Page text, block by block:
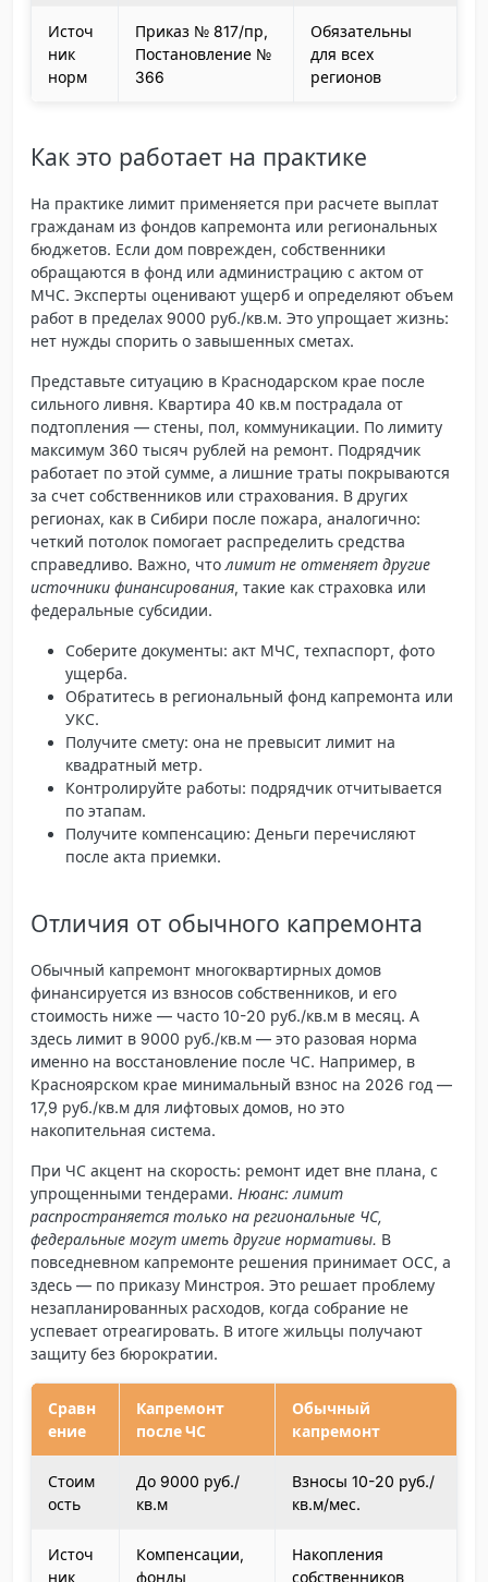
Источ
ник
норм
Приказ № 817/пр,
Постановление №
366
Обязательны
для всех
регионов
Как это работает на практике
На практике лимит применяется при расчете выплат
гражданам из фондов капремонта или региональных
бюджетов. Если дом поврежден, собственники
обращаются в фонд или администрацию с актом от
МЧС. Эксперты оценивают ущерб и определяют объем
работ в пределах 9000 руб./кв.м. Это упрощает жизнь:
нет нужды спорить о завышенных сметах.
Представьте ситуацию в Краснодарском крае после
сильного ливня. Квартира 40 кв.м пострадала от
подтопления — стены, пол, коммуникации. По лимиту
максимум 360 тысяч рублей на ремонт. Подрядчик
работает по этой сумме, а лишние траты покрываются
за счет собственников или страхования. В других
регионах, как в Сибири после пожара, аналогично:
четкий потолок помогает распределить средства
справедливо. Важно, что лимит не отменяет другие
источники финансирования, такие как страховка или
федеральные субсидии.
Соберите документы: акт МЧС, техпаспорт, фото
ущерба.
Обратитесь в региональный фонд капремонта или
УКС.
Получите смету: она не превысит лимит на
квадратный метр.
Контролируйте работы: подрядчик отчитывается
по этапам.
Получите компенсацию: Деньги перечисляют
после акта приемки.
Отличия от обычного капремонта
Обычный капремонт многоквартирных домов
финансируется из взносов собственников, и его
стоимость ниже — часто 10-20 руб./кв.м в месяц. А
здесь лимит в 9000 руб./кв.м — это разовая норма
именно на восстановление после ЧС. Например, в
Красноярском крае минимальный взнос на 2026 год —
17,9 руб./кв.м для лифтовых домов, но это
накопительная система.
При ЧС акцент на скорость: ремонт идет вне плана, с
упрощенными тендерами. Нюанс: лимит
распространяется только на региональные ЧС,
федеральные могут иметь другие нормативы. В
повседневном капремонте решения принимает ОСС, а
здесь — по приказу Минстроя. Это решает проблему
незапланированных расходов, когда собрание не
успевает отреагировать. В итоге жильцы получают
защиту без бюрократии.
Сравн
ение
Капремонт
после ЧС
Обычный
капремонт
Стоим
ость
До 9000 руб./
кв.м
Взносы 10-20 руб./
кв.м/мес.
Источ
ник
Компенсации,
фонды
Накопления
собственников